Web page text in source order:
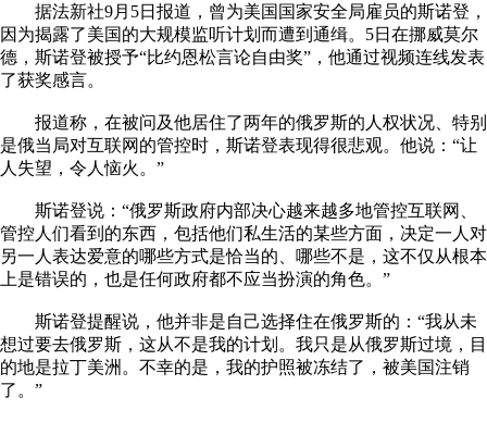
据法新社9月5日报道，曾为美国国家安全局雇员的斯诺登，
因为揭露了美国的大规模监听计划而遭到通缉。5日在挪威莫尔
德，斯诺登被授予“比约恩松言论自由奖”，他通过视频连线发表
了获奖感言。
报道称，在被问及他居住了两年的俄罗斯的人权状况、特别
是俄当局对互联网的管控时，斯诺登表现得很悲观。他说：“让
人失望，令人恼火。”
斯诺登说：“俄罗斯政府内部决心越来越多地管控互联网、
管控人们看到的东西，包括他们私生活的某些方面，决定一人对
另一人表达爱意的哪些方式是恰当的、哪些不是，这不仅从根本
上是错误的，也是任何政府都不应当扮演的角色。”
斯诺登提醒说，他并非是自己选择住在俄罗斯的：“我从未
想过要去俄罗斯，这从不是我的计划。我只是从俄罗斯过境，目
的地是拉丁美洲。不幸的是，我的护照被冻结了，被美国注销
了。”